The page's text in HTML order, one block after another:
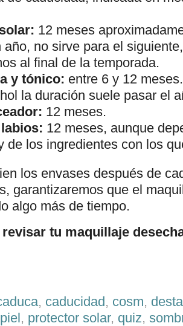
12 meses
año, no sirve para el
al final de la temporada.
y tónico: entre 6 y 12
la duración suele pasar el
12 meses.
12 meses, aunque
de los ingredientes con los
los envases después de
garantizaremos que el
algo más de tiempo.
tu maquillaje
, caducidad, cosm,
piel, protector solar, quiz,